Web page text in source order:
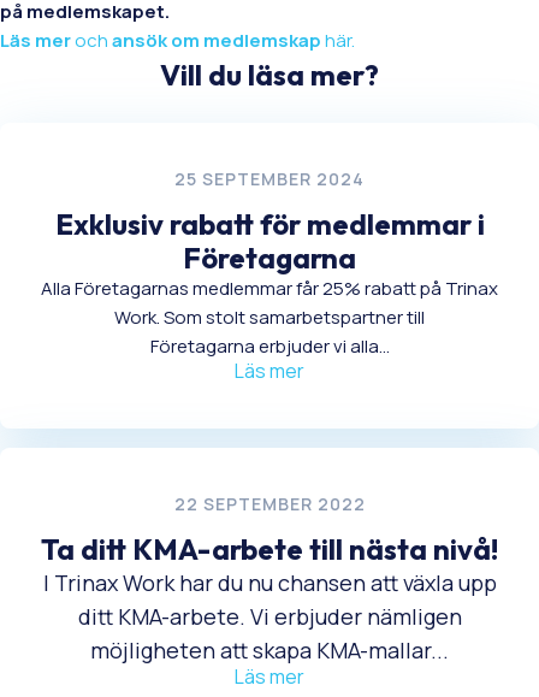
på medlemskapet.
Läs merochansök om medlemskaphär.
Vill du läsa mer?
25 SEPTEMBER 2024
Exklusiv rabatt för medlemmar i
Företagarna
Alla Företagarnas medlemmar får 25% rabatt på Trinax
Work. Som stolt samarbetspartner till
Företagarna erbjuder vi alla...
Läs mer
22 SEPTEMBER 2022
Ta ditt KMA-arbete till nästa nivå!
I Trinax Work har du nu chansen att växla upp
ditt KMA-arbete. Vi erbjuder nämligen
möjligheten att skapa KMA-mallar...
Läs mer